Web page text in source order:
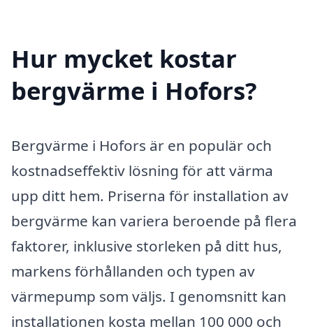
Hur mycket kostar
bergvärme i Hofors?
Bergvärme i Hofors är en populär och
kostnadseffektiv lösning för att värma
upp ditt hem. Priserna för installation av
bergvärme kan variera beroende på flera
faktorer, inklusive storleken på ditt hus,
markens förhållanden och typen av
värmepump som väljs. I genomsnitt kan
installationen kosta mellan 100 000 och